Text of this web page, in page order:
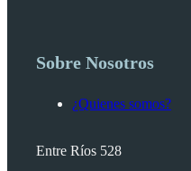
Sobre Nosotros
¿Quienes somos?
Entre Ríos 528